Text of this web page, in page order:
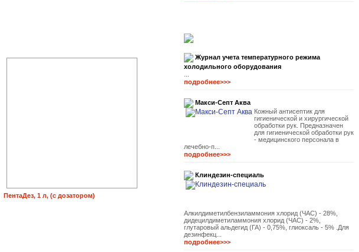
ПентаДез, 1 л, (с дозатором)
Журнал учета температурного режима
холодильного оборудования
подробнее>>>
Макси-Септ Аква
Кожный антисептик для
гигиенической и хирургической
обработки рук. Предназначен
для гигиенической обработки рук
- медицинского персонала в
лечебно-п...
подробнее>>>
Клиндезин-специаль
Алкилдиметилбензиламмония хлорид (ЧАС) - 28%,
дидецилдиметиламмония хлорид (ЧАС) - 2%,
глутаровый альдегид (ГА) - 0,75%, глиоксаль - 5% .Для
дезинфекц...
подробнее>>>